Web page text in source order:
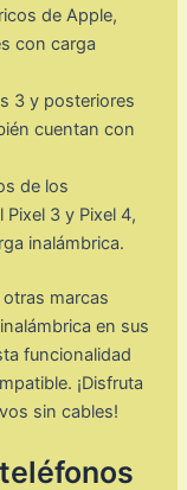
de Apple,
con carga
3 y posteriores
cuentan con
de los
3 y Pixel 4,
inalámbrica.
marcas
en sus
funcionalidad
¡Disfruta
sin cables!